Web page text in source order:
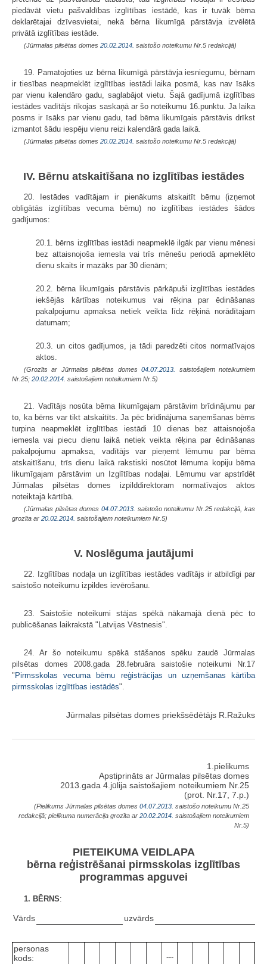
piedāvāt vietu pašvaldības izglītības iestādē, kas ir tuvāk bērna
deklarētajai dzīvesvietai, nekā bērna likumīgā pārstāvja izvēlētā
privātā izglītības iestāde.
(Jūrmalas pilsētas domes 20.02.2014. saistošo noteikumu Nr.5 redakcijā)
19. Pamatojoties uz bērna likumīgā pārstāvja iesniegumu, bērnam
ir tiesības neapmeklēt izglītības iestādi laika posmā, kas nav īsāks
par vienu kalendāro gadu, saglabājot vietu. Šajā gadījumā izglītības
iestādes vadītājs rīkojas saskaņā ar šo noteikumu 16.punktu. Ja laika
posms ir īsāks par vienu gadu, tad bērna likumīgais pārstāvis drīkst
izmantot šādu iespēju vienu reizi kalendārā gada laikā.
(Jūrmalas pilsētas domes 20.02.2014. saistošo noteikumu Nr.5 redakcijā)
IV. Bērnu atskaitīšana no izglītības iestādes
20. Iestādes vadītājam ir pienākums atskaitīt bērnu (izņemot
obligātās izglītības vecuma bērnu) no izglītības iestādes šādos
gadījumos:
20.1. bērns izglītības iestādi neapmeklē ilgāk par vienu mēnesi
bez attaisnojoša iemesla vai trīs mēnešu periodā apmeklēto
dienu skaits ir mazāks par 30 dienām;
20.2. bērna likumīgais pārstāvis pārkāpuši izglītības iestādes
iekšējās kārtības noteikumus vai rēķina par ēdināšanas
pakalpojumu apmaksa netiek veikta līdz rēķinā norādītajam
datumam;
20.3. un citos gadījumos, ja tādi paredzēti citos normatīvajos
aktos.
(Grozīts ar Jūrmalas pilsētas domes04.07.2013.
saistošajiem noteikumiem
Nr.25; 20.02.2014. saistošajiem noteikumiem Nr.5)
21. Vadītājs nosūta bērna likumīgajam pārstāvim brīdinājumu par
to, ka bērns var tikt atskaitīts. Ja pēc brīdinājuma saņemšanas bērns
turpina neapmeklēt izglītības iestādi 10 dienas bez attaisnojoša
iemesla vai piecu dienu laikā netiek veikta rēķina par ēdināšanas
pakalpojumu apmaksa, vadītājs var pieņemt lēmumu par bērna
atskaitīšanu, trīs dienu laikā rakstiski nosūtot lēmuma kopiju bērna
likumīgajam pārstāvim un Izglītības nodaļai. Lēmumu var apstrīdēt
Jūrmalas pilsētas domes izpilddirektoram normatīvajos aktos
noteiktajā kārtībā.
(Jūrmalas pilsētas domes 04.07.2013. saistošo noteikumu Nr.25 redakcijā, kas
grozīta ar 20.02.2014. saistošajiem noteikumiem Nr.5)
V. Noslēguma jautājumi
22. Izglītības nodaļa un izglītības iestādes vadītājs ir atbildīgi par
saistošo noteikumu izpildes ievērošanu.
23. Saistošie noteikumi stājas spēkā nākamajā dienā pēc to
publicēšanas laikrakstā "Latvijas Vēstnesis".
24. Ar šo noteikumu spēkā stāšanos spēku zaudē Jūrmalas
pilsētas domes 2008.gada 28.februāra saistošie noteikumi Nr.17
"Pirmsskolas vecuma bērnu reģistrācijas un uzņemšanas kārtība
pirmsskolas izglītības iestādēs".
Jūrmalas pilsētas domes priekšsēdētājs R.Ražuks
1.pielikums
Apstiprināts ar Jūrmalas pilsētas domes
2013.gada 4.jūlija saistošajiem noteikumiem Nr.25
(prot. Nr.17, 7.p.)
(Pielikums Jūrmalas pilsētas domes 04.07.2013. saistošo noteikumu Nr.25
redakcijā; pielikuma numerācija grozīta ar 20.02.2014. saistošajiem noteikumiem
Nr.5)
PIETEIKUMA VEIDLAPA
bērna reģistrēšanai pirmsskolas izglītības
programmas apguvei
1. BĒRNS:
Vārds uzvārds
personas
kods:
---